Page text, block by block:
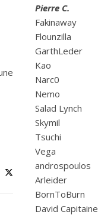
Pierre C.
Fakinaway
Flounzilla
GarthLeder
Kao
Narc0
Nemo
Salad Lynch
Skymil
Tsuchi
Vega
androspoulos
Arleider
BornToBurn
David Capitaine